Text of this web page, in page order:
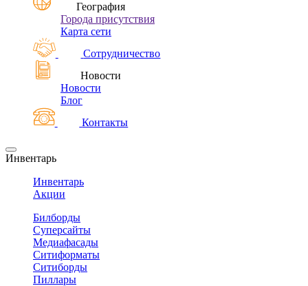
География
Города присутствия
Карта сети
Сотрудничество
Новости
Новости
Блог
Контакты
Инвентарь
Инвентарь
Акции
Билборды
Суперсайты
Медиафасады
Ситиформаты
Ситиборды
Пиллары